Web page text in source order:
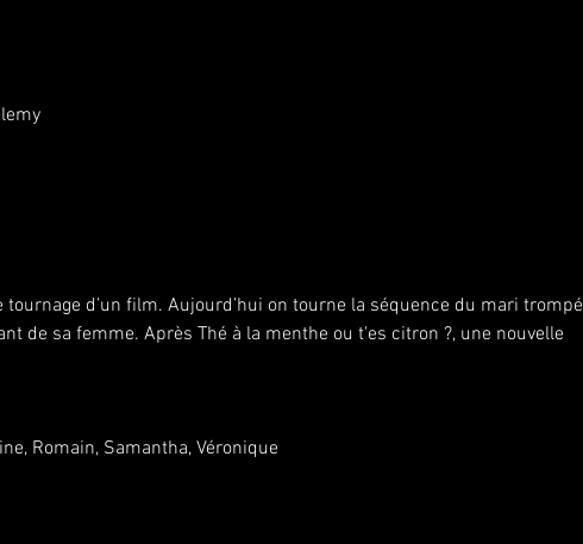
d’un film. Aujourd’hui on tourne la séquence du mari trompé
de sa femme. Après Thé à la menthe ou t'es citron ?, une nouvelle
Romain, Samantha, Véronique